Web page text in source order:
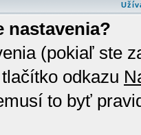
nastavenia?
(pokiaľ ste
odkazu
to byť